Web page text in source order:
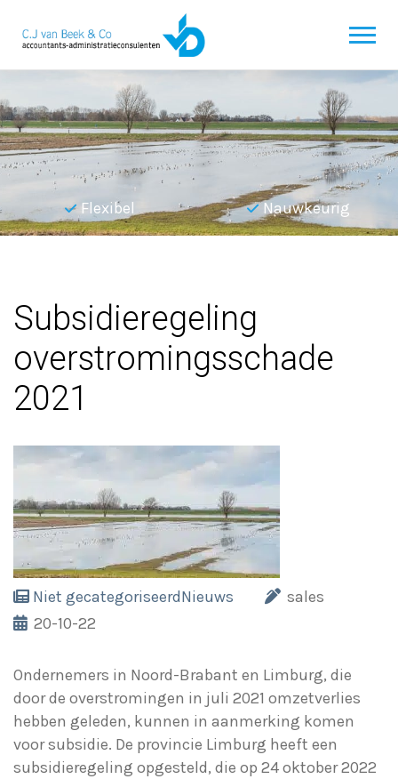
Flexibel Nauwkeurig
Subsidieregeling
overstromingsschade
2021
Niet gecategoriseerdNieuws
sales
20-10-22
Ondernemers in Noord-Brabant en Limburg, die
door de overstromingen in juli 2021 omzetverlies
hebben geleden, kunnen in aanmerking komen
voor subsidie. De provincie Limburg heeft een
subsidieregeling opgesteld, die op 24 oktober 2022